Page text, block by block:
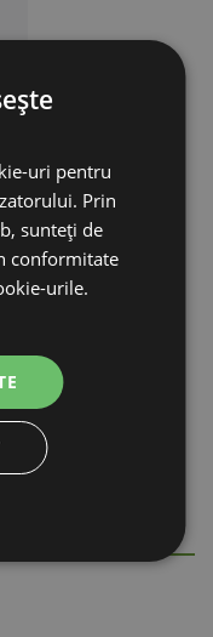
uri pentru
Prin
sunteți de
conformitate
urile.